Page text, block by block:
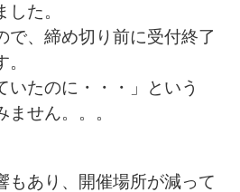
た。
で、締め切り前に受付終了
いたのに・・・」という
せん。。。
もあり、開催場所が減って